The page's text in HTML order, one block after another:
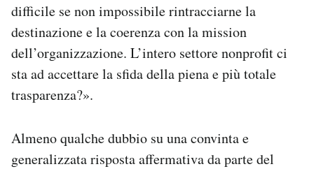
difficile se non impossibile rintracciarne la
destinazione e la coerenza con la mission
dell’organizzazione. L’intero settore nonprofit ci
sta ad accettare la sfida della piena e più totale
trasparenza?».
Almeno qualche dubbio su una convinta e
generalizzata risposta affermativa da parte del